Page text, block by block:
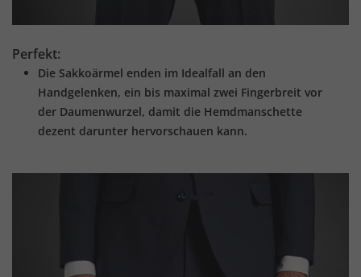
Perfekt:
Die Sakkoärmel enden im Idealfall an den
Handgelenken, ein bis maximal zwei Fingerbreit vor
der Daumenwurzel, damit die Hemdmanschette
dezent darunter hervorschauen kann.